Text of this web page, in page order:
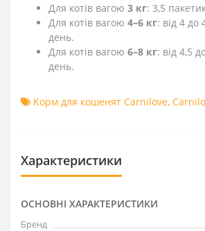
Для котів вагою 3 кг: 3,5
Для котів вагою 4–6 кг: від 4 до
день.
Для котів вагою 6–8 кг: від 4,5
день.
Корм для кошенят Carnilove,
Характеристики
ОСНОВНІ ХАРАКТЕРИСТИКИ
Бренд